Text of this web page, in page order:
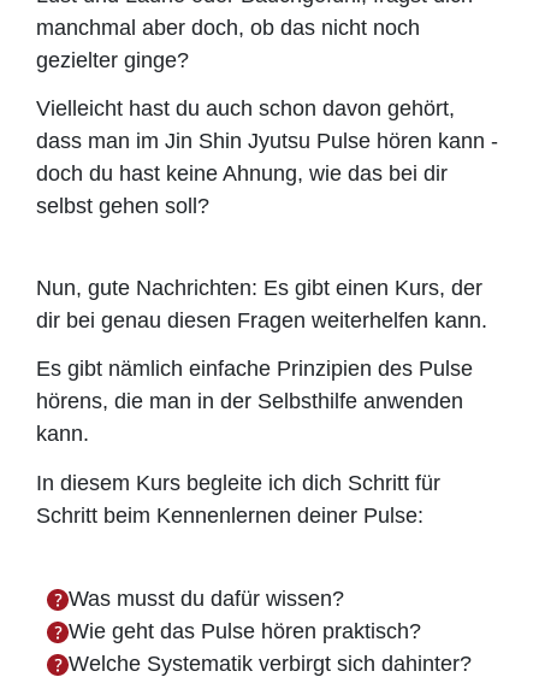
manchmal aber doch, ob das nicht noch
gezielter ginge?
Vielleicht hast du auch schon davon gehört,
dass man im Jin Shin Jyutsu Pulse hören kann -
doch du hast keine Ahnung, wie das bei dir
selbst gehen soll?
Nun, gute Nachrichten: Es gibt einen Kurs, der
dir bei genau diesen Fragen weiterhelfen kann.
Es gibt nämlich einfache Prinzipien des Pulse
hörens, die man in der Selbsthilfe anwenden
kann.
In diesem Kurs begleite ich dich Schritt für
Schritt beim Kennenlernen deiner Pulse:
Was musst du dafür wissen?
Wie geht das Pulse hören praktisch?
Welche Systematik verbirgt sich dahinter?